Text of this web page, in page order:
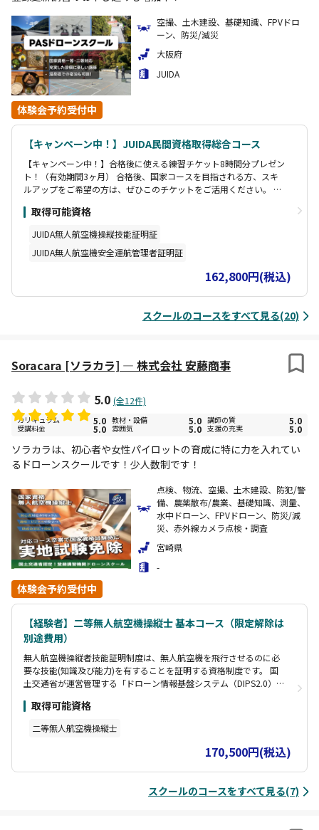
空撮、土木建設、基礎知識、FPVドロ
ーン、防災/減災
大阪府
JUIDA
体験会予約受付中
【キャンペーン中！】JUIDA民間資格取得総合コース
【キャンペーン中！】合格後に使える練習チケット8時間分プレゼン
ト！（有効期間3ヶ月） 合格後、国家コースを目指される方、スキ
ルアップをご希望の方は、ぜひこのチケットをご活用ください。 ま
として国家資格コースのカリキュラム減免を望まれる方。操縦資格
と同時に業務等で必要となる安全運航管理者資格を取得できます。
取得可能資格
JUIDA無人航空機操縦技能証明証
JUIDA無人航空機安全運航管理者証明証
162,800円(税込)
スクールのコースをすべて見る(20)
Soracara [ソラカラ] — 株式会社 安藤商事
5.0 (全12件)
カリキュラム 5.0 教材・設備 5.0 講師の質 5.0
受講料金 5.0 雰囲気 5.0 支援の充実 5.0
ソラカラは、初心者や女性パイロットの育成に特に力を入れてい
るドローンスクールです！少人数制です！
点検、物流、空撮、土木建設、防犯/警
備、農薬散布/農業、基礎知識、測量、
水中ドローン、FPVドローン、防災/減
災、赤外線カメラ点検・調査
宮崎県
-
体験会予約受付中
【経験者】二等無人航空機操縦士 基本コース（限定解除は
別途費用）
無人航空機操縦者技能証明制度は、無人航空機を飛行させるのに必
要な技能(知識及び能力)を有することを証明する資格制度です。 国
土交通省が運営管理する「ドローン情報基盤システム（DIPS2.0）」
（学科試験、実地試験、身体検査）により受験者の技能を判定し、
無人航空機操縦者技能証明を行います。 なお、登録講習機関の所定
の講習を修了することで指定試験機関での実地試験が免除されま
す。 技能証明は「カテゴリーⅢ飛行に必要な技能に係る一等無人航
空機操縦士」「カテゴリーⅡ飛行に必要な技能に係る二等無人航空
機操縦士」２つに区分され、合格した試験に応じて無人航空機の種
類又は飛行の方法について限定をされます。 国家資格である「二等
無人航空機操縦士」のライセンス取得を目指すコースです。 基本
取得可能資格
二等無人航空機操縦士
170,500円(税込)
スクールのコースをすべて見る(7)